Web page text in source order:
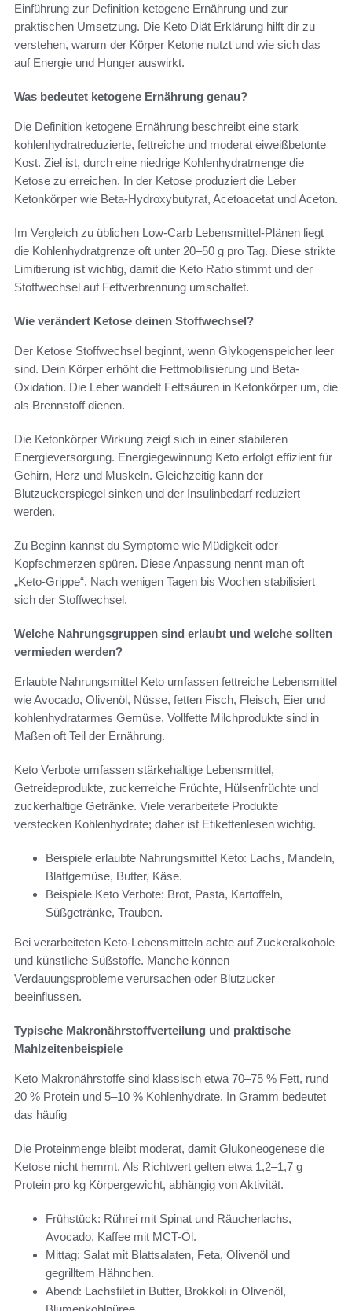
Einführung zur Definition ketogene Ernährung und zur
praktischen Umsetzung. Die Keto Diät Erklärung hilft dir zu
verstehen, warum der Körper Ketone nutzt und wie sich das
auf Energie und Hunger auswirkt.
Was bedeutet ketogene Ernährung genau?
Die Definition ketogene Ernährung beschreibt eine stark
kohlenhydratreduzierte, fettreiche und moderat eiweißbetonte
Kost. Ziel ist, durch eine niedrige Kohlenhydratmenge die
Ketose zu erreichen. In der Ketose produziert die Leber
Ketonkörper wie Beta-Hydroxybutyrat, Acetoacetat und Aceton.
Im Vergleich zu üblichen Low-Carb Lebensmittel-Plänen liegt
die Kohlenhydratgrenze oft unter 20–50 g pro Tag. Diese strikte
Limitierung ist wichtig, damit die Keto Ratio stimmt und der
Stoffwechsel auf Fettverbrennung umschaltet.
Wie verändert Ketose deinen Stoffwechsel?
Der Ketose Stoffwechsel beginnt, wenn Glykogenspeicher leer
sind. Dein Körper erhöht die Fettmobilisierung und Beta-
Oxidation. Die Leber wandelt Fettsäuren in Ketonkörper um, die
als Brennstoff dienen.
Die Ketonkörper Wirkung zeigt sich in einer stabileren
Energieversorgung. Energiegewinnung Keto erfolgt effizient für
Gehirn, Herz und Muskeln. Gleichzeitig kann der
Blutzuckerspiegel sinken und der Insulinbedarf reduziert
werden.
Zu Beginn kannst du Symptome wie Müdigkeit oder
Kopfschmerzen spüren. Diese Anpassung nennt man oft
„Keto-Grippe“. Nach wenigen Tagen bis Wochen stabilisiert
sich der Stoffwechsel.
Welche Nahrungsgruppen sind erlaubt und welche sollten
vermieden werden?
Erlaubte Nahrungsmittel Keto umfassen fettreiche Lebensmittel
wie Avocado, Olivenöl, Nüsse, fetten Fisch, Fleisch, Eier und
kohlenhydratarmes Gemüse. Vollfette Milchprodukte sind in
Maßen oft Teil der Ernährung.
Keto Verbote umfassen stärkehaltige Lebensmittel,
Getreideprodukte, zuckerreiche Früchte, Hülsenfrüchte und
zuckerhaltige Getränke. Viele verarbeitete Produkte
verstecken Kohlenhydrate; daher ist Etikettenlesen wichtig.
Beispiele erlaubte Nahrungsmittel Keto: Lachs, Mandeln,
Blattgemüse, Butter, Käse.
Beispiele Keto Verbote: Brot, Pasta, Kartoffeln,
Süßgetränke, Trauben.
Bei verarbeiteten Keto-Lebensmitteln achte auf Zuckeralkohole
und künstliche Süßstoffe. Manche können
Verdauungsprobleme verursachen oder Blutzucker
beeinflussen.
Typische Makronährstoffverteilung und praktische
Mahlzeitenbeispiele
Keto Makronährstoffe sind klassisch etwa 70–75 % Fett, rund
20 % Protein und 5–10 % Kohlenhydrate. In Gramm bedeutet
das häufig
Die Proteinmenge bleibt moderat, damit Glukoneogenese die
Ketose nicht hemmt. Als Richtwert gelten etwa 1,2–1,7 g
Protein pro kg Körpergewicht, abhängig von Aktivität.
Frühstück: Rührei mit Spinat und Räucherlachs,
Avocado, Kaffee mit MCT-Öl.
Mittag: Salat mit Blattsalaten, Feta, Olivenöl und
gegrilltem Hähnchen.
Abend: Lachsfilet in Butter, Brokkoli in Olivenöl,